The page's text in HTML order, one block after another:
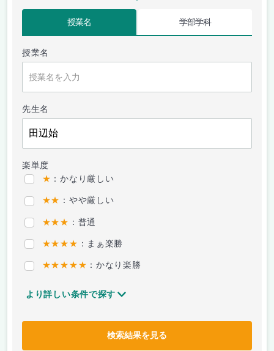
授業名 学部学科
授業名
先生名
楽単度
★ ：かなり厳しい
★★ ：やや厳しい
★★★ ：普通
★★★★ ：まぁ楽勝
★★★★★ ：かなり楽勝
より詳しい条件で探す
検索結果を見る